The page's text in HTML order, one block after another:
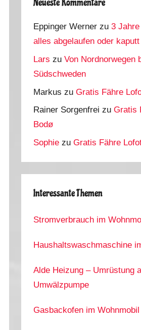
Eppinger Werner zu3
alles abgelaufen oder kaputt
Lars zuVon Nordnorwegen
Südschweden
Markus zuGratis Fähre
Rainer Sorgenfrei zuGratis
Bodø
Sophie zuGratis Fähre
Interessante Themen
Stromverbrauch im
Haushaltswaschmaschine
Alde Heizung – Umrüstung
Umwälzpumpe
Gasbackofen im Wohnmobil